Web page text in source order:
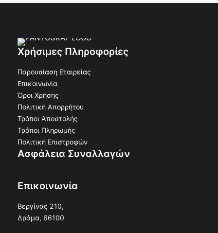
ΠΡΟΣΘΉΚΗ ΣΤΟ ΚΑΛΆΘΙ
Σταυρός Αλουμινίου Λείος Με Σώμα 45εκ Μπρονζέ
€
Κωδικός: 20-12247
Χρήσιμες Πληροφορίες
Παρουσίαση Εταιρείας
Επικοινωνία
Όροι Χρήσης
Πολιτική Απορρήτου
Τρόποι Αποστολής
Τρόποι Πληρωμής
Πολιτική Επιστροφών
Ασφάλεια Συναλλαγών
Επικοινωνία
Βεργίνας 210,
Δράμα, 66100